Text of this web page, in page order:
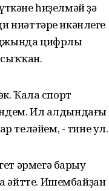
һиҙелмәй ҙә
ниәттәре икәнлеге
цифрлы
Ҡала спорт
Ил алдындағы
теләйем, - тине ул.
әрмегә барыу
әйтте. Ишембайҙан